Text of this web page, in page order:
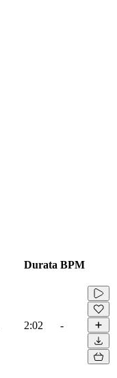
Durata BPM
2:02 -